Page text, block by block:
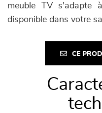
meuble TV s'adapte
disponible dans votre
CE